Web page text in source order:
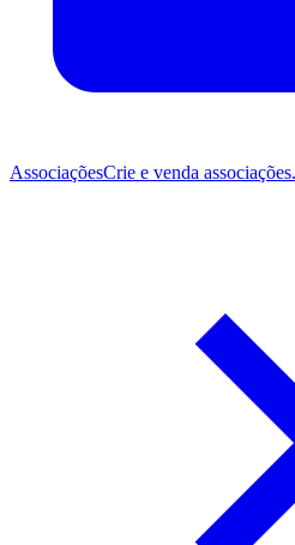
AssociaçõesCrie e venda associações.